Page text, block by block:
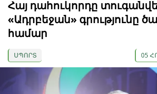
Հայ դահուկորդը
«Ադրբեջան» գրությունը
համար
ՍՊՈՐՏ 05